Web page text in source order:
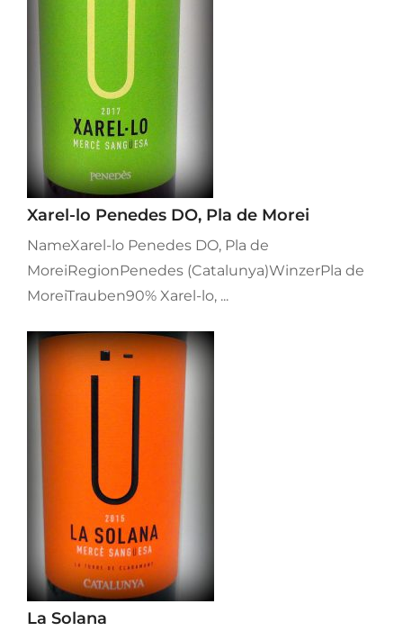
Xarel-lo Penedes DO, Pla de Morei
NameXarel-lo Penedes DO, Pla de
MoreiRegionPenedes (Catalunya)WinzerPla de
MoreiTrauben90% Xarel-lo, ...
La Solana